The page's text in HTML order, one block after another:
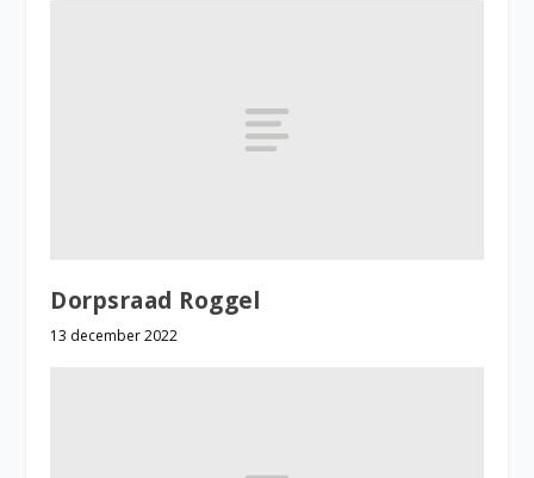
Dorpsraad Roggel
13 december 2022